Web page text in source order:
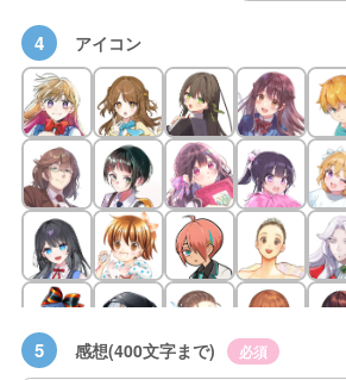
4 アイコン
5 感想(400文字まで) 必須